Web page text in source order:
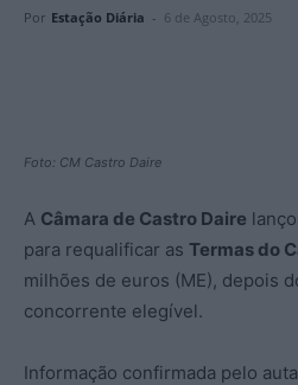
Por Estação Diária - 6 de Agosto, 2025
Foto: CM Castro Daire
A Câmara de Castro Daire
para requalificar as Termas do
milhões de euros (ME), depois
concorrente elegível.
Informação confirmada pelo